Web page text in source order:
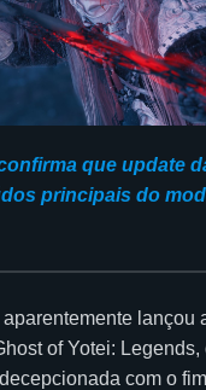
que update
principais do
lançou
of Yotei:
com o